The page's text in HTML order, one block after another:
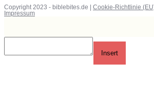
Copyright 2023 - biblebites.de | Cookie-Richtlinie
Impressum
Insert